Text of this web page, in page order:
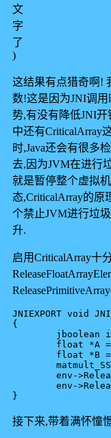
文
字
了
)
这结果有点猎奇啊!
数!这是因为JNI调
势,有没有降低JNI
中还有CriticalArray
时,Java还会有很多
去,因为JVM在进行
就是暂停整个虚拟
态,CriticalArray的
个禁止JVM进行垃
升.
启用CriticalArray十
JNIEXPORT void
{
接下来,带着满怀憧